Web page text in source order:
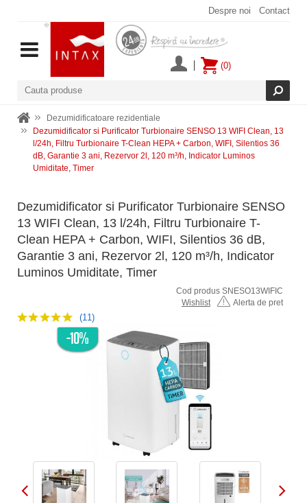
Despre noi Contact
(0)
Dezumidificatoare rezidentiale
Dezumidificator si Purificator Turbionaire SENSO 13 WIFI Clean, 13
l/24h, Filtru Turbionaire T-Clean HEPA + Carbon, WIFI, Silentios 36
dB, Garantie 3 ani, Rezervor 2l, 120 m³/h, Indicator Luminos
Umiditate, Timer
Dezumidificator si Purificator Turbionaire SENSO
13 WIFI Clean, 13 l/24h, Filtru Turbionaire T-
Clean HEPA + Carbon, WIFI, Silentios 36 dB,
Garantie 3 ani, Rezervor 2l, 120 m³/h, Indicator
Luminos Umiditate, Timer
Cod produs SNESO13WIFIC
Wishlist
Alerta de pret
(11)
-10%